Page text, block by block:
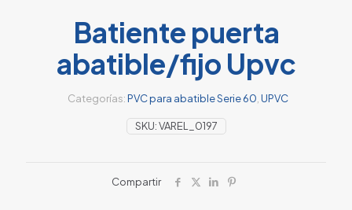
Batiente puerta
abatible/fijo Upvc
SKU:VAREL_0197
Categorías:PVC para abatible Serie 60 UPVC
Compartir